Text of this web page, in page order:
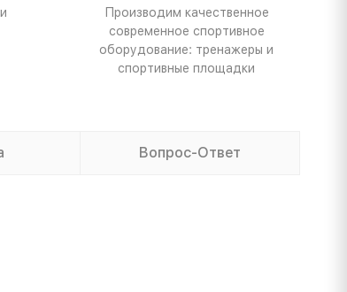
Производим качественное
современное спортивное
оборудование: тренажеры и
спортивные площадки
Вопрос-Ответ